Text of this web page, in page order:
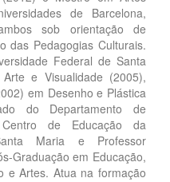
de Barcelona,
sob orientação de
das Pedagogias Culturais.
Federal de Santa
e Visualidade (2005),
em Desenho e Plástica
do Departamento de
de Educação da
Maria e Professor
Graduação em Educação,
e Artes. Atua na formação